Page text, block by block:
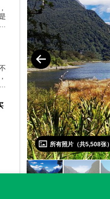
所有照片（共5,508张）